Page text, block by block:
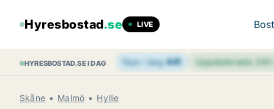
Hyresbostad.se LIVE
HYRESBOSTAD.SE I DAG Nya i dag441 Uppdaterade 24h
Skåne Malmö Hyllie